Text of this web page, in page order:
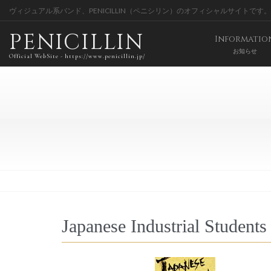
ヴィジュアル系バンド、PENICILLIN（ペニシリン）のオフィシャルサイトです。
PENICILLIN
Official WebSite - https://www.penicillin.jp/
お知らせ
Japanese Industrial Students